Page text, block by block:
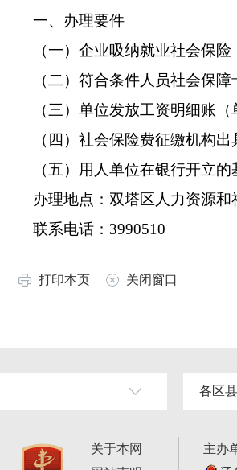
一、办理要件
（一）企业吸纳就业社会保险
（二）符合条件人员社会保障
（三）单位发放工资明细账（
（四）社会保险费征缴机构出
（五）用人单位在银行开立的
办理地点：双塔区人力资源和
联系电话：3990510
打印本页 关闭窗口
各区
关于本网
主办